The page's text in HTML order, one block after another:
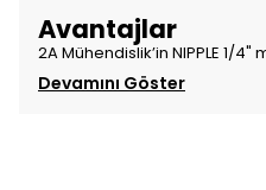
Avantajlar
2A Mühendislik’in NIPPLE 1/
Devamını Göster